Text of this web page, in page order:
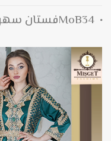
MoB34فستان سهرة قفطان